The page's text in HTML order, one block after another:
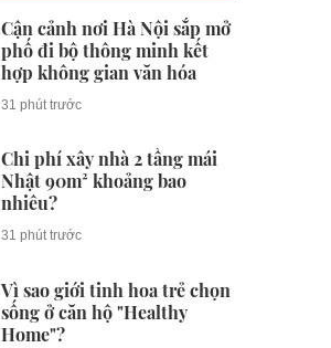
Cận cảnh nơi Hà Nội sắp mở
phố đi bộ thông minh kết
hợp không gian văn hóa
31 phút trước
Chi phí xây nhà 2 tầng mái
Nhật 90m² khoảng bao
nhiêu?
31 phút trước
Vì sao giới tinh hoa trẻ chọn
sống ở căn hộ "Healthy
Home"?